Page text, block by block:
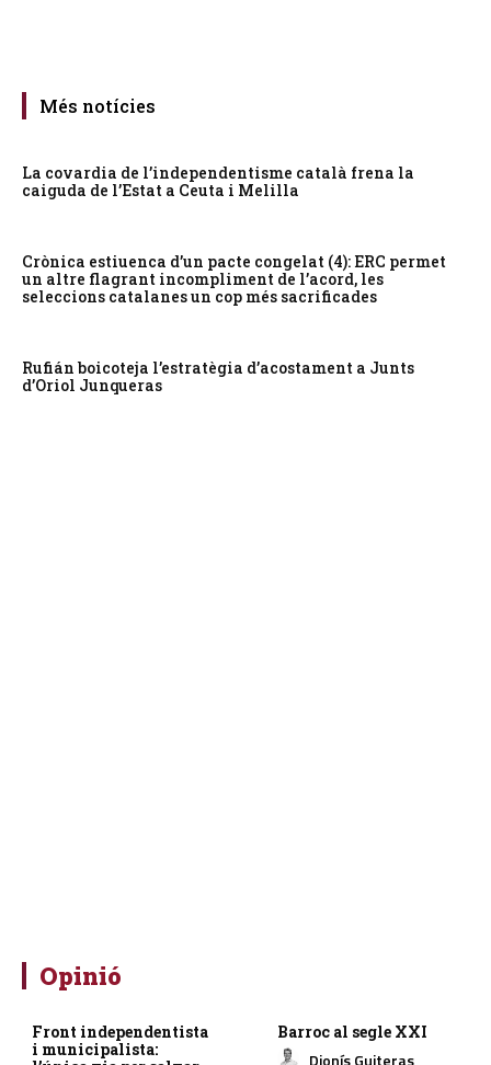
Més notícies
La covardia de l’independentisme català frena la
caiguda de l’Estat a Ceuta i Melilla
Crònica estiuenca d’un pacte congelat (4): ERC permet
un altre flagrant incompliment de l’acord, les
seleccions catalanes un cop més sacrificades
Rufián boicoteja l’estratègia d’acostament a Junts
d’Oriol Junqueras
Opinió
Front independentista
i municipalista:
Barroc al segle XXI
Dionís Guiteras